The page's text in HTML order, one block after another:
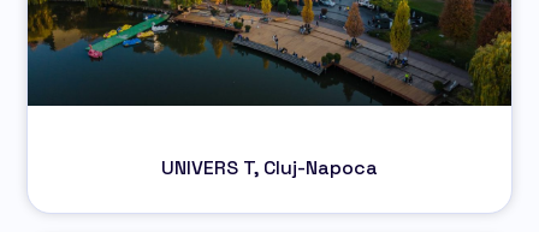
UNIVERS T, Cluj-Napoca